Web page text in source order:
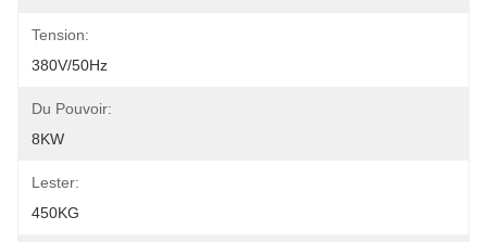
Tension:
380V/50Hz
Du Pouvoir:
8KW
Lester:
450KG